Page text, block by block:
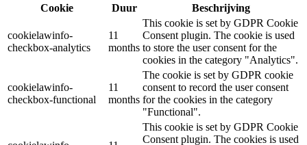
Cookie
Duur Beschrijving
cookielawinfo-
checkbox-analytics
11
months
This cookie is set by GDPR Cookie
Consent plugin. The cookie is used
to store the user consent for the
cookies in the category "Analytics".
cookielawinfo-
checkbox-functional
11
months
The cookie is set by GDPR cookie
consent to record the user consent
for the cookies in the category
"Functional".
This cookie is set by GDPR Cookie
Consent plugin. The cookies is used